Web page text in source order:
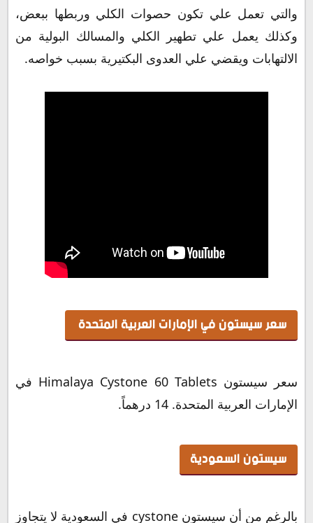
والتي تعمل علي تكون حصوات الكلي وربطها ببعض،
وكذلك يعمل علي تطهير الكلي والمسالك البولية من
الالتهابات ويقضي علي العدوى البكتيرية بسبب خواصه.
سعر سيستون في الإمارات العربية المتحدة
سعر سيستون Himalaya Cystone 60 Tablets في
الإمارات العربية المتحدة. 14 درهماً.
سيستون السعودية
بالرغم من أن سيستون cystone في السعودية لا يتجاوز